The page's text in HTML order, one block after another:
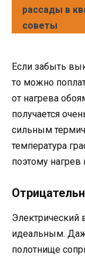
рассады в
советы
Если забыть
то можно
от нагрева
получается
сильным
температура
поэтому
Электрический
идеальным.
полотнище